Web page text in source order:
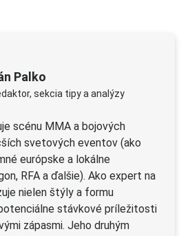
Palko
sekcia tipy a analýzy
scénu MMA a bojových
svetových eventov (ako
európske a lokálne
RFA a ďalšie). Ako expert na
nielen štýly a formu
stávkové príležitosti
zápasmi. Jeho druhým